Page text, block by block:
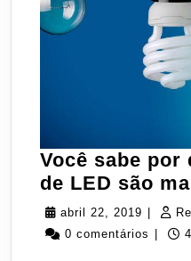
Você sabe por
de LED são
abril 22, 2019 abril
22,
0 comentários